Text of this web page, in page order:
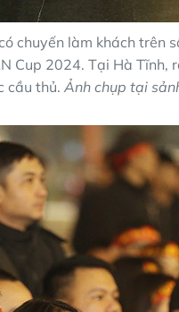
chuyến làm khách trên
Cup 2024. Tại Hà
cầu thủ. Ảnh chụp tại